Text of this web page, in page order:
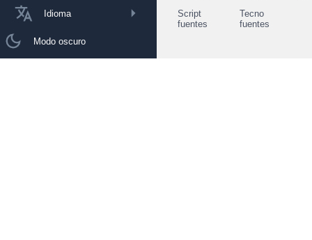
Idioma
Modo oscuro
Script
fuentes
Tecno
fuentes